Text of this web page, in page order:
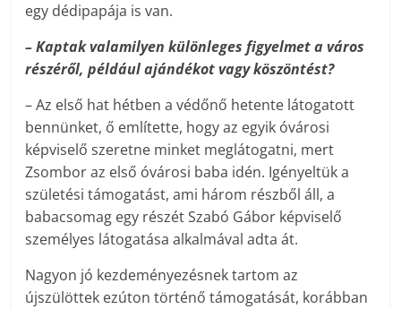
egy dédipapája is van.
– Kaptak valamilyen különleges figyelmet a város
részéről, például ajándékot vagy köszöntést?
– Az első hat hétben a védőnő hetente látogatott
bennünket, ő említette, hogy az egyik óvárosi
képviselő szeretne minket meglátogatni, mert
Zsombor az első óvárosi baba idén. Igényeltük a
születési támogatást, ami három részből áll, a
babacsomag egy részét Szabó Gábor képviselő
személyes látogatása alkalmával adta át.
Nagyon jó kezdeményezésnek tartom az
újszülöttek ezúton történő támogatását, korábban